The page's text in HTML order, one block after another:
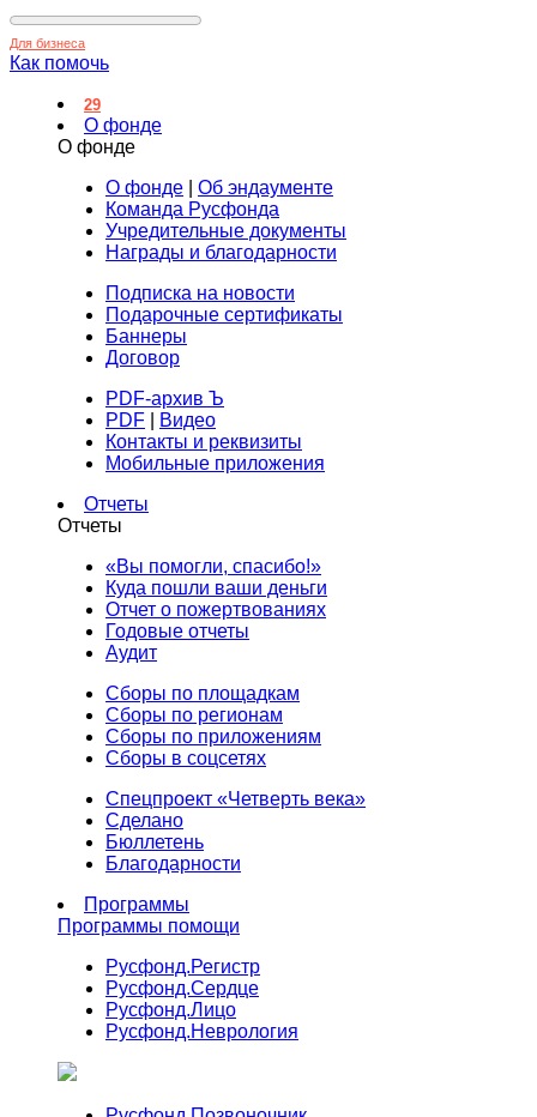
Для бизнеса
Как помочь
29
О фонде
О фонде
О фонде
Об эндаументе
Команда Русфонда
Учредительные документы
Награды и благодарности
Подписка на новости
Подарочные сертификаты
Баннеры
Договор
PDF-архив Ъ
PDF
Видео
Контакты и реквизиты
Мобильные приложения
Отчеты
Отчеты
«Вы помогли, спасибо!»
Куда пошли ваши деньги
Отчет о пожертвованиях
Годовые отчеты
Аудит
Сборы по площадкам
Сборы по регионам
Сборы по приложениям
Сборы в соцсетях
Спецпроект «Четверть века»
Сделано
Бюллетень
Благодарности
Программы
Программы помощи
Русфонд.Регистр
Русфонд.Сердце
Русфонд.Лицо
Русфонд.Неврология